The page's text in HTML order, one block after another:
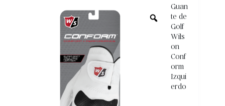
Guan
te de
Golf
Wils
on
Conf
orm
Izqui
erdo